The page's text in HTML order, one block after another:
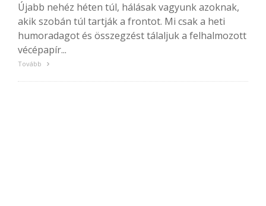
Újabb nehéz héten túl, hálásak vagyunk azoknak,
akik szobán túl tartják a frontot. Mi csak a heti
humoradagot és összegzést tálaljuk a felhalmozott
vécépapír...
Tovább